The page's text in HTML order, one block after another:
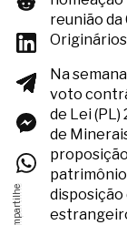
reunião da
Na
voto
de Lei
de
patrimônio